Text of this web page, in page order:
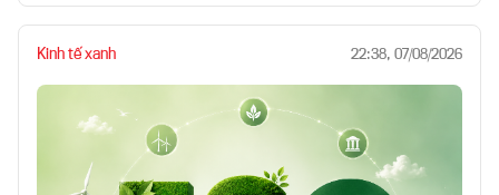
Kinh tế xanh 22:38, 07/08/2026